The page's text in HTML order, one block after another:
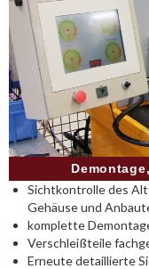
Sichtkontrolle des
Gehäuse und
komplette
Verschleißteile
Erneute detaillierte